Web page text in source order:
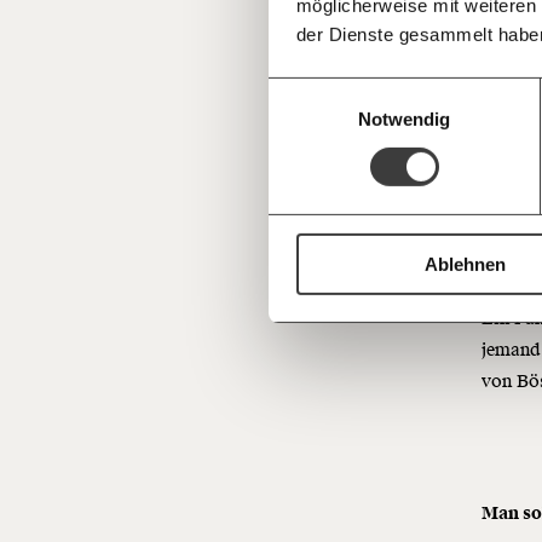
möglicherweise mit
der Dienste gesammelt
Notwendig
Ablehnen
Deine Spende absetzen:Fragen und
Ein
von
Man